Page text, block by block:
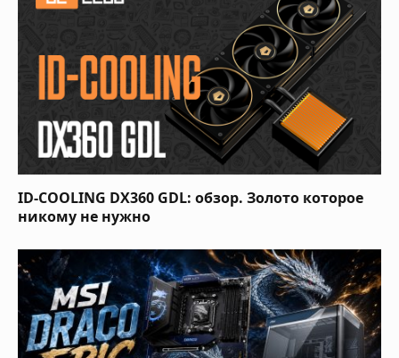
ID-COOLING DX360 GDL: обзор. Золото которое
никому не нужно